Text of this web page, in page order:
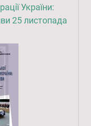
України:
25 листопада